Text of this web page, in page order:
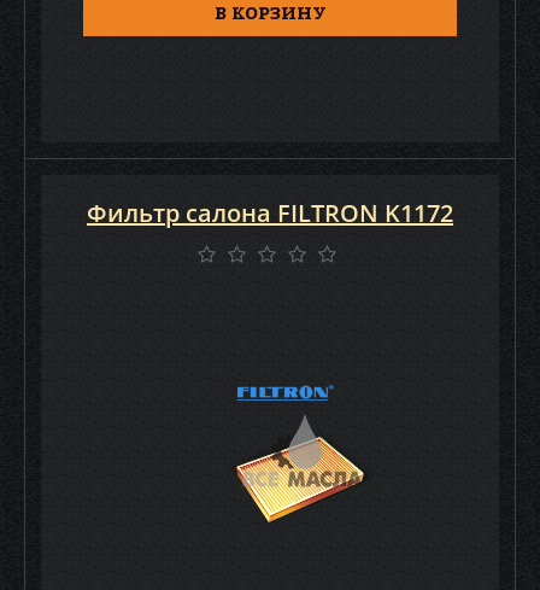
В КОРЗИНУ
Фильтр салона FILTRON K1172